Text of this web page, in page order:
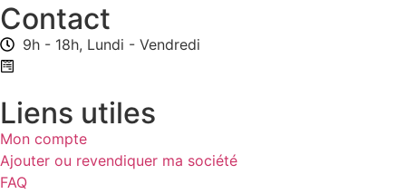
Contact
9h - 18h, Lundi - Vendredi
Liens utiles
Mon compte
Ajouter ou revendiquer ma société
FAQ